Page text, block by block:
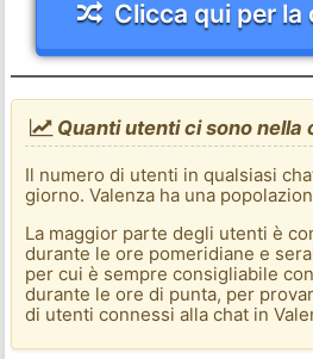
Clicca qui per la
Quanti utenti ci sono nella
Il numero di utenti in qualsiasi
giorno. Valenza ha una
La maggior parte degli utenti è
durante le ore pomeridiane e
per cui è sempre consigliabile
durante le ore di punta, per
di utenti connessi alla chat in